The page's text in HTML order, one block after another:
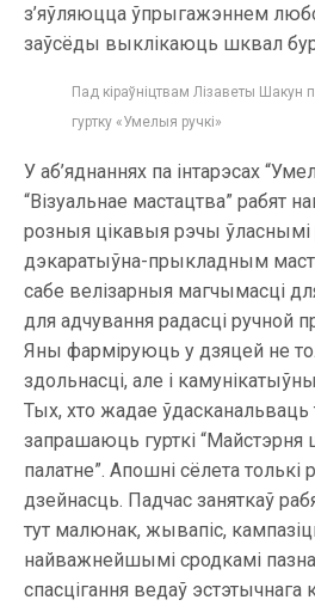
з’яўляюцца ўпрыгажэннем
заўсёды выклікаюць шквал
Пад кіраўніцтвам Лізаветы Шакун
гуртку «Умелыя ручкі»
У аб’яднаннях па інтарэсах
“Візуальнае мастацтва” рабят
розныя цікавыя рэчы ўласнымі
дэкаратыўна-прыкладным
сабе велізарныя магчымасці для
для адчування радасці ручной
Яны фарміруюць у дзяцей не
здольнасці, але і
Тых, хто жадае ўдасканальваць
запрашаюць гурткі “Майстэрня
палатне”. Апошні сёлета
дзейнасць. Падчас заняткаў
тут малюнак, жывапіс,
найважнейшымі сродкамі
спасцігання ведаў эстэтычнага